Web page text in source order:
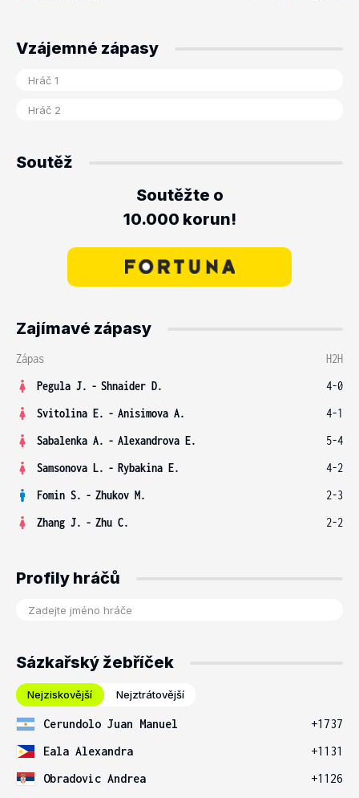
Vzájemné zápasy
Soutěž
Soutěžte o
10.000 korun!
Zajímavé zápasy
Zápas
H2H
Pegula J. - Shnaider D.
4-0
Svitolina E. - Anisimova A.
4-1
Sabalenka A. - Alexandrova E.
5-4
Samsonova L. - Rybakina E.
4-2
Fomin S. - Zhukov M.
2-3
Zhang J. - Zhu C. 2-2
Profily hráčů
Sázkařský žebříček
Nejziskovější Nejztrátovější
Cerundolo Juan Manuel
+1737
Eala Alexandra
+1131
Obradovic Andrea
+1126